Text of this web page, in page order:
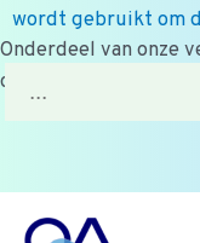
wordt gebruikt om
Onderdeel van onze
of zoek op onderwerp.
Zoek
naar:
naar